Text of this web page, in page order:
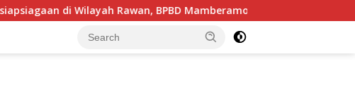
Mamberamo Tengah Arahkan Pembentukan Tim Reaksi Cepat